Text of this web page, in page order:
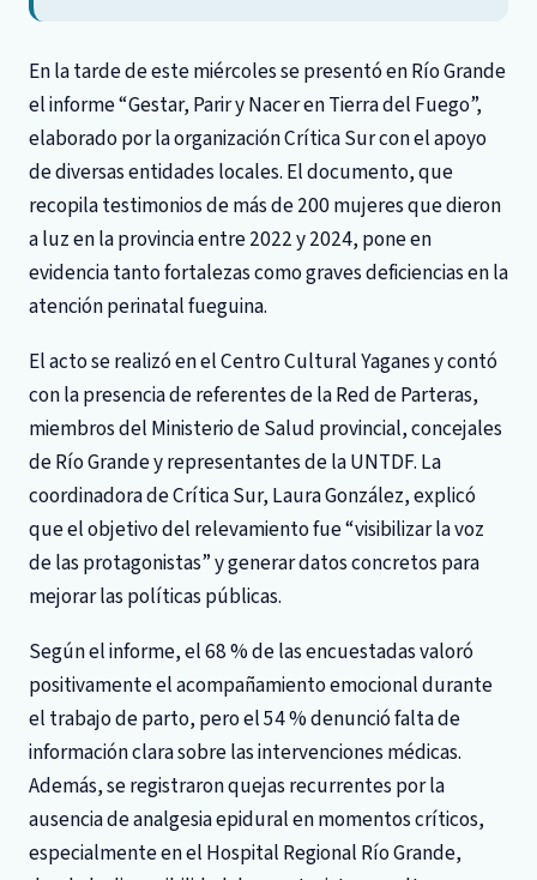
En la tarde de este miércoles se presentó en Río Grande
el informe “Gestar, Parir y Nacer en Tierra del Fuego”,
elaborado por la organización Crítica Sur con el apoyo
de diversas entidades locales. El documento, que
recopila testimonios de más de 200 mujeres que dieron
a luz en la provincia entre 2022 y 2024, pone en
evidencia tanto fortalezas como graves deficiencias en la
atención perinatal fueguina.
El acto se realizó en el Centro Cultural Yaganes y contó
con la presencia de referentes de la Red de Parteras,
miembros del Ministerio de Salud provincial, concejales
de Río Grande y representantes de la UNTDF. La
coordinadora de Crítica Sur, Laura González, explicó
que el objetivo del relevamiento fue “visibilizar la voz
de las protagonistas” y generar datos concretos para
mejorar las políticas públicas.
Según el informe, el 68 % de las encuestadas valoró
positivamente el acompañamiento emocional durante
el trabajo de parto, pero el 54 % denunció falta de
información clara sobre las intervenciones médicas.
Además, se registraron quejas recurrentes por la
ausencia de analgesia epidural en momentos críticos,
especialmente en el Hospital Regional Río Grande,